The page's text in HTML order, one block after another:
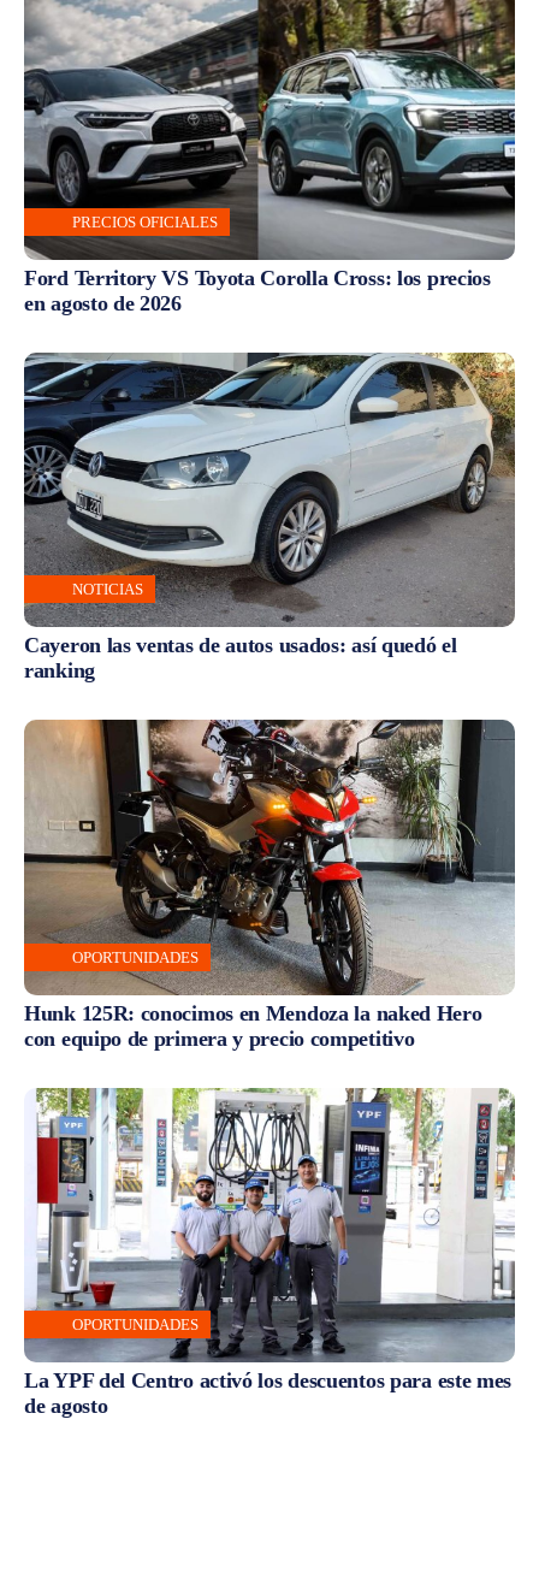
PRECIOS OFICIALES
Ford Territory VS Toyota Corolla Cross: los precios
en agosto de 2026
NOTICIAS
Cayeron las ventas de autos usados: así quedó el
ranking
OPORTUNIDADES
Hunk 125R: conocimos en Mendoza la naked Hero
con equipo de primera y precio competitivo
OPORTUNIDADES
La YPF del Centro activó los descuentos para este mes
de agosto